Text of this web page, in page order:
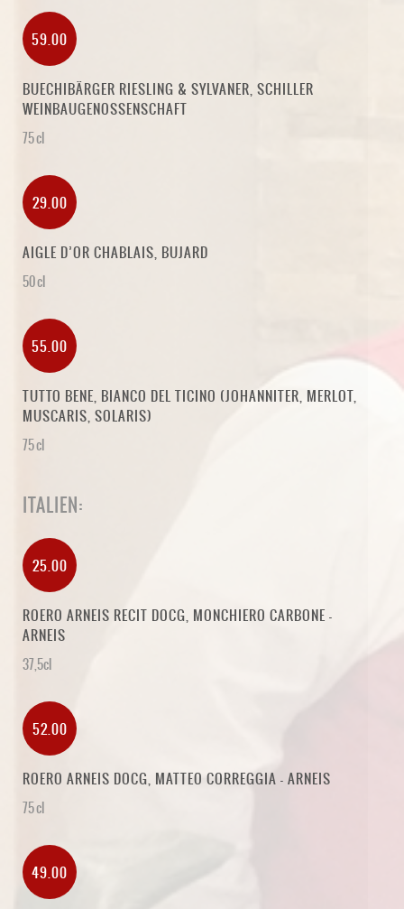
59.00
BUECHIBÄRGER RIESLING & SYLVANER, SCHILLER
WEINBAUGENOSSENSCHAFT
75 cl
29.00
AIGLE D’OR CHABLAIS, BUJARD
50 cl
55.00
TUTTO BENE, BIANCO DEL TICINO (JOHANNITER, MERLOT,
MUSCARIS, SOLARIS)
75 cl
ITALIEN:
25.00
ROERO ARNEIS RECIT DOCG, MONCHIERO CARBONE -
ARNEIS
37,5cl
52.00
ROERO ARNEIS DOCG, MATTEO CORREGGIA - ARNEIS
75 cl
49.00